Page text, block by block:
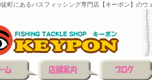
町にあるバスフィッシング専門店【キーポン】のウ